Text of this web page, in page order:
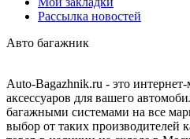
Рассылка новостей
Авто багажник
Auto-Bagazhnik.ru - это
аксессуаров для вашего
багажными системами на все
выбор от таких производителей